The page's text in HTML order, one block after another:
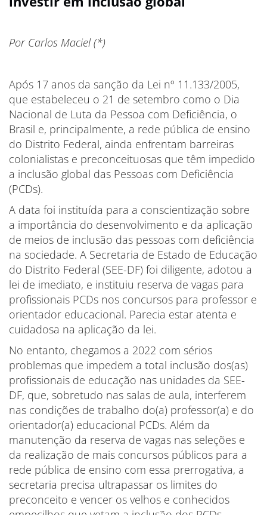
Por Carlos Maciel (*)
Após 17 anos da sanção da Lei nº 11.133/2005,
que estabeleceu o 21 de setembro como o Dia
Nacional de Luta da Pessoa com Deficiência, o
Brasil e, principalmente, a rede pública de ensino
do Distrito Federal, ainda enfrentam barreiras
colonialistas e preconceituosas que têm impedido
a inclusão global das Pessoas com Deficiência
(PCDs).
A data foi instituída para a conscientização sobre
a importância do desenvolvimento e da aplicação
de meios de inclusão das pessoas com deficiência
na sociedade. A Secretaria de Estado de Educação
do Distrito Federal (SEE-DF) foi diligente, adotou a
lei de imediato, e instituiu reserva de vagas para
profissionais PCDs nos concursos para professor e
orientador educacional. Parecia estar atenta e
cuidadosa na aplicação da lei.
No entanto, chegamos a 2022 com sérios
problemas que impedem a total inclusão dos(as)
profissionais de educação nas unidades da SEE-
DF, que, sobretudo nas salas de aula, interferem
nas condições de trabalho do(a) professor(a) e do
orientador(a) educacional PCDs. Além da
manutenção da reserva de vagas nas seleções e
da realização de mais concursos públicos para a
rede pública de ensino com essa prerrogativa, a
secretaria precisa ultrapassar os limites do
preconceito e vencer os velhos e conhecidos